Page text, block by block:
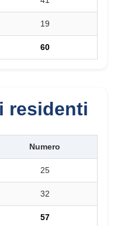
19
60
residenti
Numero
25
32
57